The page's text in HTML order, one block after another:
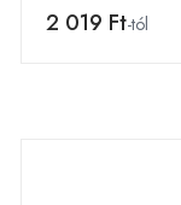
2 019 Ft-tól